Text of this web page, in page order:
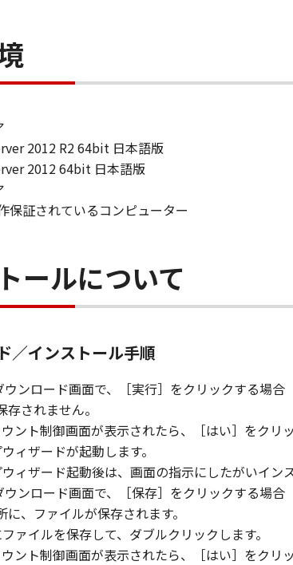
は、「本ソフトウェア」に含まれるキヤノンま
ん。
フトウェア」に係る権原および所有権は、その
出
は、日本国政府または関連する外国政府より必
に輸出してはなりません。
ア」の使用を支援すること、および「本ソフト
かなる責任も負うものではありません。
本ソフトウェア」は、『現状のまま』の状態で使
め、いかなる保証も、明示たると黙示たるとを問
ヤノン、キヤノンのライセンサー、キヤノンの子
ウェア」の使用または使用不能から生ずるいか
ない全ての損害を言います。）について、適用
のライセンサー、キヤノンの子会社、キヤノン
いた場合でも同様です。
ヤノン、キヤノンのライセンサー、キヤノンの子
ウェア」、または「本ソフトウェア」の使用に
負わないものとします。
2012 R2 64bit 日本語版
2012 64bit 日本語版
保証されているコンピューター
ールについて
／インストール手順
ンロード画面で、［実行］をクリックする場合
されません。
ント制御画面が表示されたら、［はい］をクリ
ィザードが起動します。
ィザード起動後は、画面の指示にしたがいイン
ンロード画面で、［保存］をクリックする場合
、ファイルが保存されます。
ァイルを保存して、ダブルクリックします。
ント制御画面が表示されたら、［はい］をクリッ